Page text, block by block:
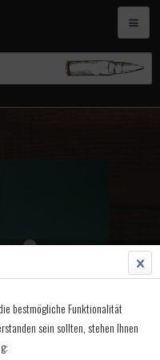
bestmögliche Funktionalität
sein sollten, stehen Ihnen